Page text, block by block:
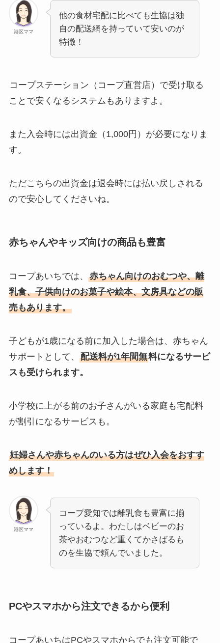
港区ママ
他の食材宅配に比べても生協は独
自の配送網を持っていて安いのが
特徴！
コープステーション（コープ直営店）で受け取る
ことで安くなるシステムもありますよ。
また入会時には出資金（1,000円）が必要になりま
す。
ただこちらの出資金は退会時には払い戻しされる
ので安心してくださいね。
赤ちゃんやキッズ向けの商品も豊富
コープあいちでは、 赤ちゃん向けのおむつや、離
乳食、子供向けのお菓子や絵本、文房具などの販
売もあります。
子どもが1歳になる前に加入した場合は、赤ちゃん
サポートとして、 配送料が1年間無料になるサービ
スも受けられます。
小学校に上がる前のお子さんがいる家庭も宅配料
が割引になるサービスも。
妊婦さんや赤ちゃんのいる方はぜひ入会をおすす
めします！
港区ママ
コープ愛知では離乳食も豊富に揃
っているよ。わたしはベビーのお
茶やおむつなど重くてかさばるも
のを生協で頼んでいました。
PCやスマホから注文できるから便利
コープあいちはPCやスマホからでも注文可能で